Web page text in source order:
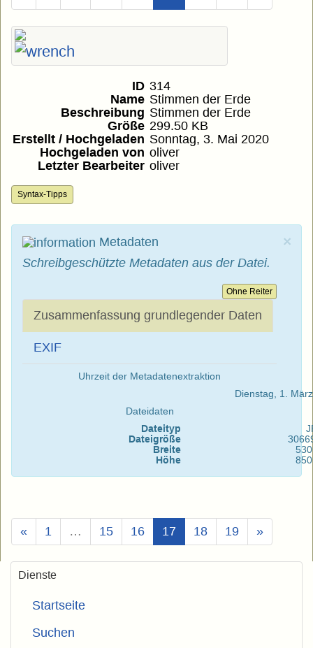
ID 314
Name Stimmen der Erde
Beschreibung Stimmen der Erde
Größe 299.50 KB
Erstellt / Hochgeladen Sonntag, 3. Mai 2020
Hochgeladen von oliver
Letzter Bearbeiter oliver
Syntax-Tipps
×
Metadaten
Schreibgeschützte Metadaten aus der Datei.
Ohne Reiter
Zusammenfassung grundlegender Daten
EXIF
Uhrzeit der Metadatenextraktion
Dienstag, 1.
Dateidaten
Dateityp
Dateigröße
Breite
Höhe
« 1 … 15 16 17 (Aktuell)
18 19 »
Dienste
Startseite
Suchen